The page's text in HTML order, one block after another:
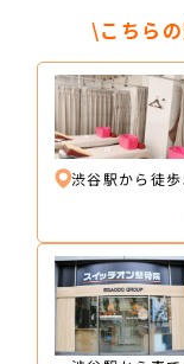
\こちら
渋谷駅から徒